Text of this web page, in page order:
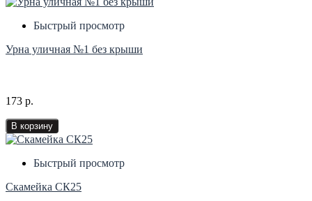
Быстрый просмотр
Урна уличная №1 без крыши
173 р.
В корзину
Быстрый просмотр
Скамейка СК25